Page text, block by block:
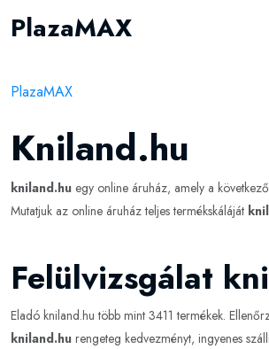
PlazaMAX
PlazaMAX
Kniland.hu
kniland.hu egy online áruház, amely a
Mutatjuk az online áruház teljes termékskáláját
Felülvizsgálat
Eladó kniland.hu több mint 3411 termékek.
kniland.hu rengeteg kedvezményt, ingyenes